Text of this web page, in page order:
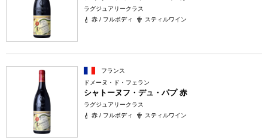
ラグジュアリークラス
赤 / フルボディ
スティルワイン
フランス
ドメーヌ・ド・フェラン
シャトーヌフ・デュ・パプ 赤
ラグジュアリークラス
赤 / フルボディ
スティルワイン